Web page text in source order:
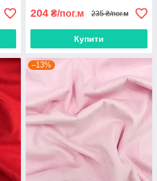
204 ₴/пог.м 235 ₴/пог.м
Купити
–13%